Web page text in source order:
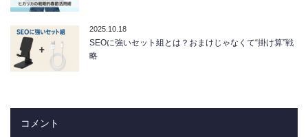
2025.10.18
SEOに強いセット組とは？おまけじゃなくて“掛け算”戦
略
コメント